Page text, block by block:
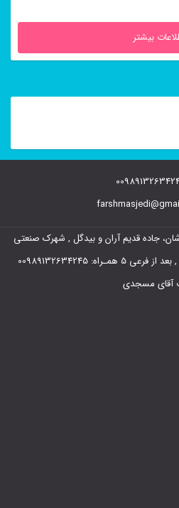
بیشتر
جاده قدیم آران و بیدگل , شهرک صنعتی
سلیمان صباحی , انتهای بلوار یک , بعد از فرعی 5 همـراه: 00989132634245
آقای مسجدی